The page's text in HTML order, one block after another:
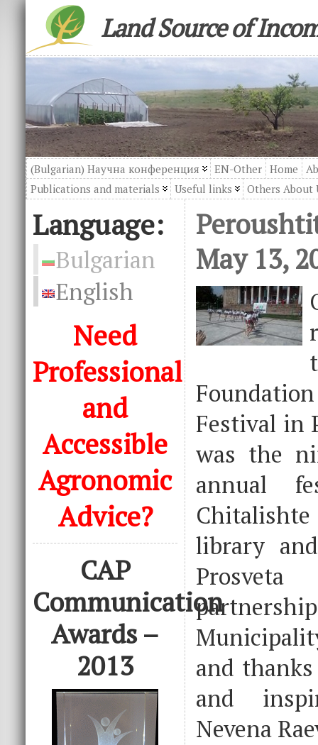
Land Source of
(Bulgarian) Научна конференция EN-Other Home
Publications and materials
Useful links Others About
Language:
Bulgarian
English
Need
Professional
and
Accessible
Agronomic
Advice?
CAP
Communication
Awards –
2013
May 13,
Festival in
was the
annual
library
and
and
Nevena